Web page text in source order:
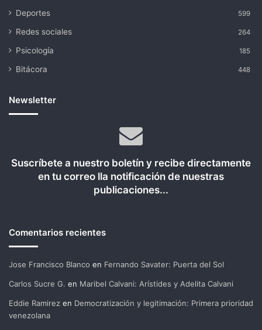
Deportes 599
Redes sociales 264
Psicología 185
Bitácora 448
Newsletter
Suscríbete a nuestro boletín y recibe directamente
en tu correo lla notificación de nuestras
publicaciones...
Comentarios recientes
Jose Francisco Blanco en Fernando Savater: Puerta del Sol
Carlos Sucre G. en Maribel Calvani: Arístides y Adelita Calvani
Eddie Ramirez en Democratización y legitimación: Primera prioridad
venezolana